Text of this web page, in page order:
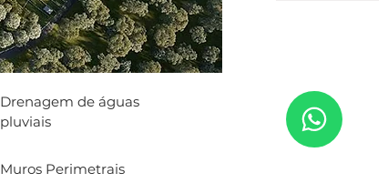
Drenagem de águas
pluviais
Muros Perimetrais